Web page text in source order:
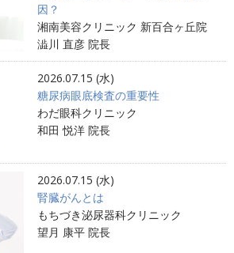
因？
湘南美容クリニック 新百合ヶ丘院
澁川 直彦 院長
2026.07.15 (水)
糖尿病眼底検査の重要性
わだ眼科クリニック
和田 悦洋 院長
2026.07.15 (水)
腎臓がんとは
もちづき泌尿器科クリニック
望月 康平 院長